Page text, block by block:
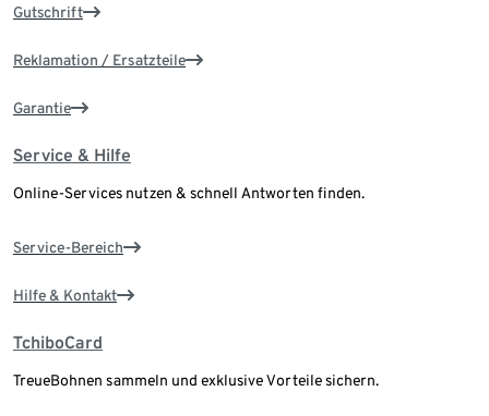
Gutschrift
Reklamation / Ersatzteile
Garantie
Service & Hilfe
Online-Services nutzen & schnell Antworten finden.
Service-Bereich
Hilfe & Kontakt
TchiboCard
TreueBohnen sammeln und exklusive Vorteile sichern.